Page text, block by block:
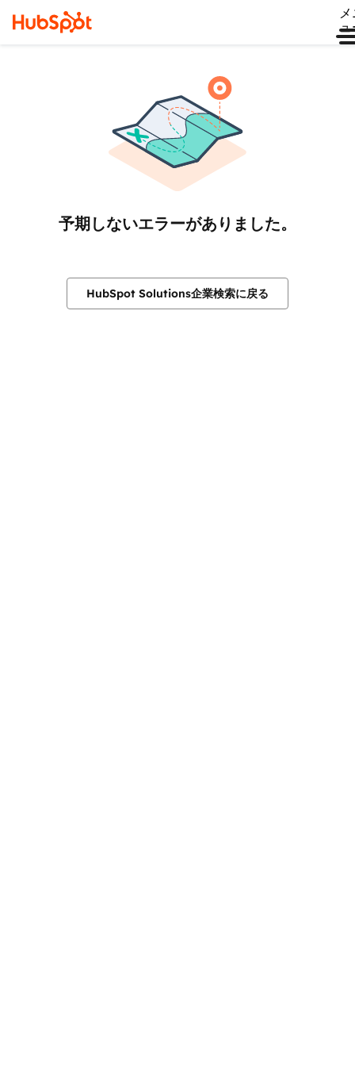
ュ
予期しないエラーがありました。
HubSpot Solutions企業検索に戻る